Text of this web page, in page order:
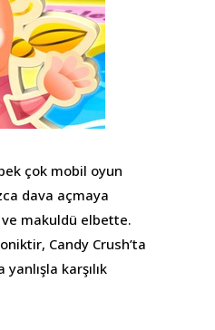
çok mobil oyun
dava açmaya
makuldü elbette.
Candy Crush’ta
karşılık